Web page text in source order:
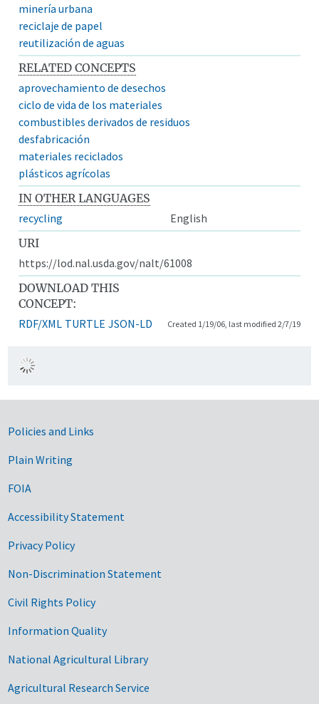
minería urbana
reciclaje de papel
reutilización de aguas
RELATED CONCEPTS
aprovechamiento de desechos
ciclo de vida de los materiales
combustibles derivados de residuos
desfabricación
materiales reciclados
plásticos agrícolas
IN OTHER LANGUAGES
recycling
English
URI
https://lod.nal.usda.gov/nalt/61008
DOWNLOAD THIS
CONCEPT:
RDF/XML TURTLE JSON-LD Created 1/19/06, last modified 2/7/19
Government Links
Policies and Links
Plain Writing
FOIA
Accessibility Statement
Privacy Policy
Non-Discrimination Statement
Civil Rights Policy
Information Quality
National Agricultural Library
Agricultural Research Service